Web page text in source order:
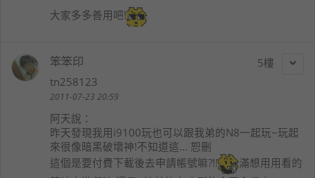
大家多多善用吧!
5
笨笨印
tn258123
2011-07-23 20:59
阿天說：
昨天發現我用i9100玩也可以跟我弟的N8一起玩~玩起
來很像暗黑破壞神!不知道這... 恕刪
這個是要付費下載後去申請帳號嘛?!!
滿想用用看的